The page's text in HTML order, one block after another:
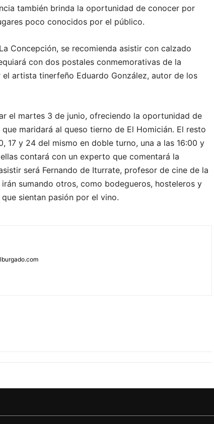
también brinda la oportunidad de conocer por
poco conocidos por el público.
Concepción, se recomienda asistir con calzado
con dos postales conmemorativas de la
artista tinerfeño Eduardo González, autor de los
el martes 3 de junio, ofreciendo la oportunidad de
maridará al queso tierno de El Homicián. El resto
17 y 24 del mismo en doble turno, una a las 16:00 y
contará con un experto que comentará la
será Fernando de Iturrate, profesor de cine de la
sumando otros, como bodegueros, hosteleros y
sientan pasión por el vino.